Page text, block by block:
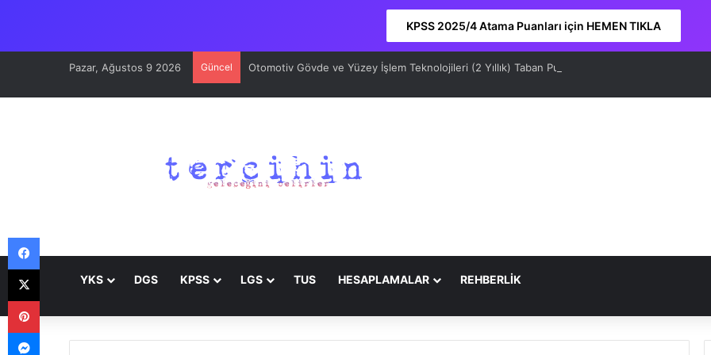
KPSS 2025/4 Atama Puanları için HEMEN TIKLA
Pazar, Ağustos 9 2026 Güncel Otomotiv Gövde ve Yüzey İşlem Teknolojileri (2 Yıllık) Taban Puanları 2026 ve Sıralama
YKS DGS KPSS LGS TUS HESAPLAMALAR REHBERLİK